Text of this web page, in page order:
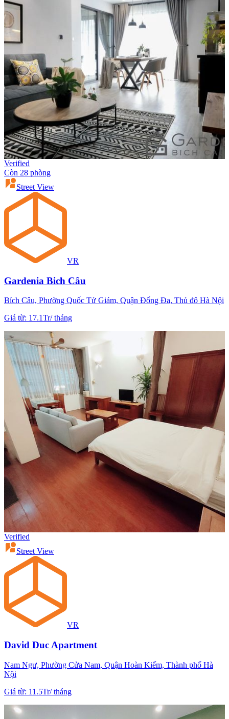
Verified
Còn 28 phòng
Street View
VR
Gardenia Bich Câu
Bích Câu, Phường Quốc Tử Giám, Quận Đống Đa, Thủ đô Hà Nội
Giá từ: 17.1Tr/tháng
Verified
Street View
VR
David Duc Apartment
Nam Ngư, Phường Cửa Nam, Quận Hoàn Kiếm, Thành phố Hà
Nội
Giá từ: 11.5Tr/tháng